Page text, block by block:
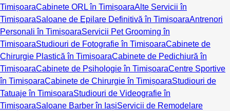
TimișoaraCabinete ORL în TimișoaraAlte Servicii în
TimișoaraSaloane de Epilare Definitivă în TimișoaraAntrenori
Personali în TimișoaraServicii Pet Grooming în
TimișoaraStudiouri de Fotografie în TimișoaraCabinete de
Chirurgie Plastică în TimișoaraCabinete de Pedichiură în
TimișoaraCabinete de Psihologie în TimișoaraCentre Sportive
în TimișoaraCabinete de Chirurgie în TimișoaraStudiouri de
Tatuaje în TimișoaraStudiouri de Videografie în
TimișoaraSaloane Barber în IașiServicii de Remodelare